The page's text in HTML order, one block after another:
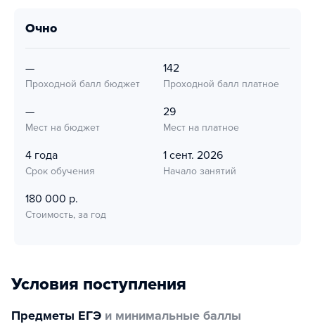
очно
—
Проходной балл бюджет
142
Проходной балл платное
—
Мест на бюджет
29
Мест на платное
4 года
Срок обучения
1 сент. 2026
Начало занятий
180 000 р.
Стоимость, за год
Условия поступления
Предметы ЕГЭ и минимальные баллы